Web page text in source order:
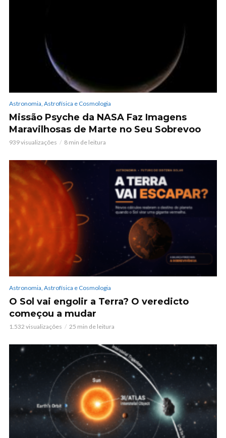
Astronomia, Astrofísica e Cosmologia
Missão Psyche da NASA Faz Imagens
Maravilhosas de Marte no Seu Sobrevoo
939 visualizações 8 min de leitura
Astronomia, Astrofísica e Cosmologia
O Sol vai engolir a Terra? O veredicto
começou a mudar
1.532 visualizações 25 min de leitura